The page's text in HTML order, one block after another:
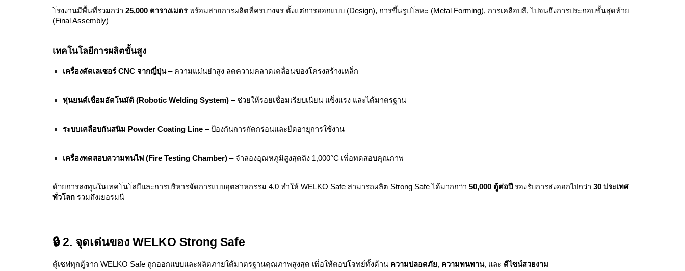
โรงงานมีพื้นที่รวมกว่า 25,000 ตารางเมตรพร้อมสายการผลิตที่ครบวงจร ตั้งแต่การออกแบบ (Design), การขึ้นรูปโลหะ (Metal Forming), การเคลือบสี, ไปจนถึงการประกอบขั้นสุดท้าย
(Final Assembly)
เทคโนโลยีการผลิตขั้นสูง
เครื่องตัดเลเซอร์ CNC จากญี่ปุ่น– ความแม่นยำสูง ลดความคลาดเคลื่อนของโครงสร้างเหล็ก
หุ่นยนต์เชื่อมอัตโนมัติ (Robotic Welding System)– ช่วยให้รอยเชื่อมเรียบเนียน แข็งแรง และได้มาตรฐาน
ระบบเคลือบกันสนิม Powder Coating Line– ป้องกันการกัดกร่อนและยืดอายุการใช้งาน
เครื่องทดสอบความทนไฟ (Fire Testing Chamber)– จำลองอุณหภูมิสูงสุดถึง 1,000°C เพื่อทดสอบคุณภาพ
ด้วยการลงทุนในเทคโนโลยีและการบริหารจัดการแบบอุตสาหกรรม 4.0 ทำให้ WELKO Safe สามารถผลิต Strong Safe ได้มากกว่า 50,000 ตู้ต่อปี รองรับการส่งออกไปกว่า 30 ประเทศ
ทั่วโลกรวมถึงเยอรมนี
🔒 2. จุดเด่นของ WELKO Strong Safe
ตู้เซฟทุกตู้จาก WELKO Safe ถูกออกแบบและผลิตภายใต้มาตรฐานคุณภาพสูงสุด เพื่อให้ตอบโจทย์ทั้งด้าน ความปลอดภัย, ความทนทาน, และ ดีไซน์สวยงาม